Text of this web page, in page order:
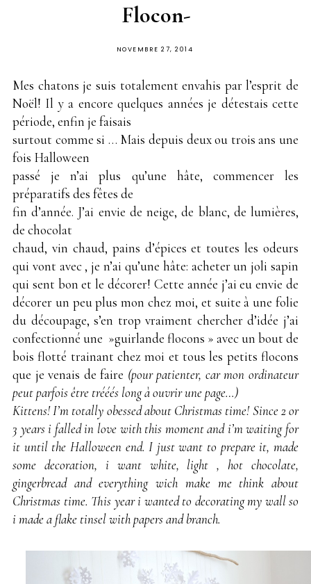
Flocon-
PUBLIÉ
NOVEMBRE 27, 2014
Mes chatons je suis totalement envahis par l’esprit de
Noël! Il y a encore quelques années je détestais cette
période, enfin je faisais
surtout comme si … Mais depuis deux ou trois ans une
fois Halloween
passé je n’ai plus qu’une hâte, commencer les
préparatifs des fêtes de
fin d’année. J’ai envie de neige, de blanc, de lumières,
de chocolat
chaud, vin chaud, pains d’épices et toutes les odeurs
qui vont avec , je n’ai qu’une hâte: acheter un joli sapin
qui sent bon et le décorer! Cette année j’ai eu envie de
décorer un peu plus mon chez moi, et suite à une folie
du découpage, s’en trop vraiment chercher d’idée j’ai
confectionné une »guirlande flocons » avec un bout de
bois flotté trainant chez moi et tous les petits flocons
que je venais de faire (pour patienter, car mon ordinateur
peut parfois être trééés long à ouvrir une page…)
Kittens! I’m totally obessed about Christmas time! Since 2 or
3 years i falled in love with this moment and i’m waiting for
it until the Halloween end. I just want to prepare it, made
some decoration, i want white, light , hot chocolate,
gingerbread and everything wich make me think about
Christmas time. This year i wanted to decorating my wall so
i made a flake tinsel with papers and branch.